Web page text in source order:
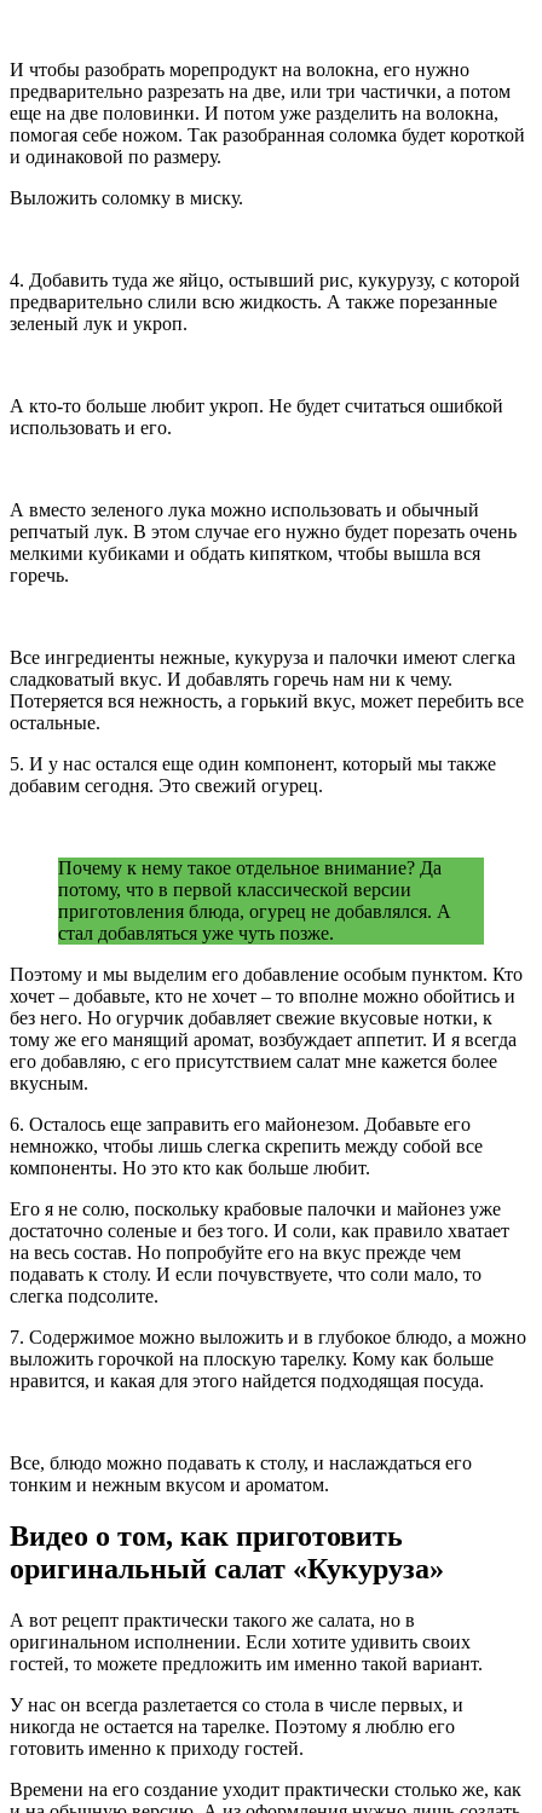
И чтобы разобрать морепродукт на волокна, его нужно
предварительно разрезать на две, или три частички, а потом
еще на две половинки. И потом уже разделить на волокна,
помогая себе ножом. Так разобранная соломка будет короткой
и одинаковой по размеру.
Выложить соломку в миску.
4. Добавить туда же яйцо, остывший рис, кукурузу, с которой
предварительно слили всю жидкость. А также порезанные
зеленый лук и укроп.
А кто-то больше любит укроп. Не будет считаться ошибкой
использовать и его.
А вместо зеленого лука можно использовать и обычный
репчатый лук. В этом случае его нужно будет порезать очень
мелкими кубиками и обдать кипятком, чтобы вышла вся
горечь.
Все ингредиенты нежные, кукуруза и палочки имеют слегка
сладковатый вкус. И добавлять горечь нам ни к чему.
Потеряется вся нежность, а горький вкус, может перебить все
остальные.
5. И у нас остался еще один компонент, который мы также
добавим сегодня. Это свежий огурец.
Почему к нему такое отдельное внимание? Да
потому, что в первой классической версии
приготовления блюда, огурец не добавлялся. А
стал добавляться уже чуть позже.
Поэтому и мы выделим его добавление особым пунктом. Кто
хочет – добавьте, кто не хочет – то вполне можно обойтись и
без него. Но огурчик добавляет свежие вкусовые нотки, к
тому же его манящий аромат, возбуждает аппетит. И я всегда
его добавляю, с его присутствием салат мне кажется более
вкусным.
6. Осталось еще заправить его майонезом. Добавьте его
немножко, чтобы лишь слегка скрепить между собой все
компоненты. Но это кто как больше любит.
Его я не солю, поскольку крабовые палочки и майонез уже
достаточно соленые и без того. И соли, как правило хватает
на весь состав. Но попробуйте его на вкус прежде чем
подавать к столу. И если почувствуете, что соли мало, то
слегка подсолите.
7. Содержимое можно выложить и в глубокое блюдо, а можно
выложить горочкой на плоскую тарелку. Кому как больше
нравится, и какая для этого найдется подходящая посуда.
Все, блюдо можно подавать к столу, и наслаждаться его
тонким и нежным вкусом и ароматом.
Видео о том, как приготовить
оригинальный салат «Кукуруза»
А вот рецепт практически такого же салата, но в
оригинальном исполнении. Если хотите удивить своих
гостей, то можете предложить им именно такой вариант.
У нас он всегда разлетается со стола в числе первых, и
никогда не остается на тарелке. Поэтому я люблю его
готовить именно к приходу гостей.
Времени на его создание уходит практически столько же, как